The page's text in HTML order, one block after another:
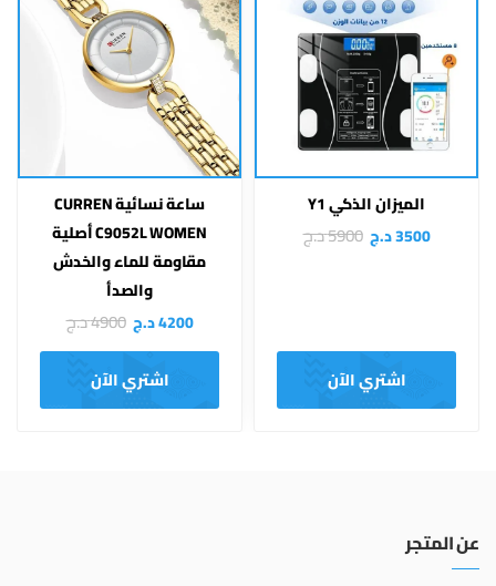
الميزان الذكي Y1
3500د.ج 5900د.ج
اشتري الآن
ساعة نسائية CURREN
C9052L WOMEN أصلية
مقاومة للماء والخدش
والصدأ
4200د.ج 4900د.ج
اشتري الآن
عن المتجر